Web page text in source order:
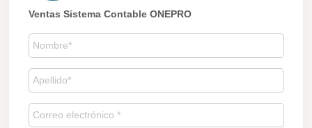
Ventas Sistema Contable ONEPRO